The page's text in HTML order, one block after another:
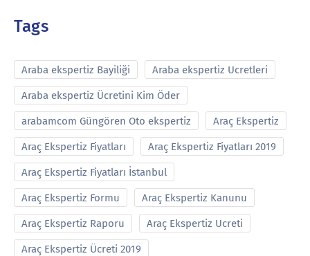
Tags
Araba ekspertiz Bayiliği Araba ekspertiz Ucretleri
Araba ekspertiz Ücretini Kim Öder
arabamcom Güngören Oto ekspertiz Araç Ekspertiz
Araç Ekspertiz Fiyatları Araç Ekspertiz Fiyatları 2019
Araç Ekspertiz Fiyatları İstanbul
Araç Ekspertiz Formu Araç Ekspertiz Kanunu
Araç Ekspertiz Raporu Araç Ekspertiz Ucreti
Araç Ekspertiz Ücreti 2019